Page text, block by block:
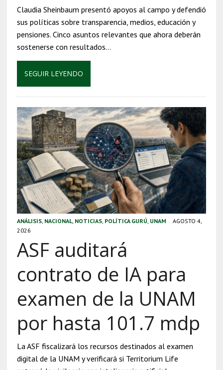
Claudia Sheinbaum presentó apoyos al campo y defendió
sus políticas sobre transparencia, medios, educación y
pensiones. Cinco asuntos relevantes que ahora deberán
sostenerse con resultados…
SEGUIR LEYENDO
ANÁLISIS, NACIONAL, NOTICIAS, POLÍTICA GURÚ, UNAM
AGOSTO 4,
2026
ASF auditará
contrato de IA para
examen de la UNAM
por hasta 101.7 mdp
La ASF fiscalizará los recursos destinados al examen
digital de la UNAM y verificará si Territorium Life